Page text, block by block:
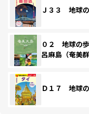
Ｊ３３ 地球
０２ 地球の
呂麻島（奄美
Ｄ１７ 地球